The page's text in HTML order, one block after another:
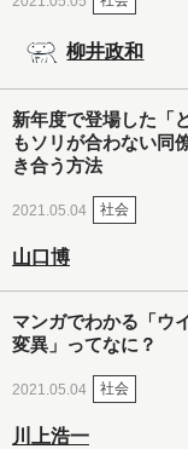
柳井政和
新年度で登場した「
もソリが合わない同
き合う方法
2021.05.04 社会
山口博
マンガでわかる「ウ
変異」ってなに？
2021.05.04 社会
川上浩一